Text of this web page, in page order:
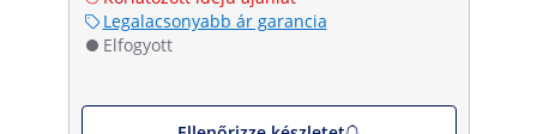
Legalacsonyabb ár garancia
Elfogyott